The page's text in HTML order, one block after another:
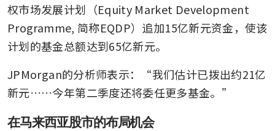
权市场发展计划（Equity Market Development
Programme, 简称EQDP）追加15亿新元资金，使该
计划的基金总额达到65亿新元。
JPMorgan的分析师表示：“我们估计已拨出约21亿
新元……今年第二季度还将委任更多基金。”
在马来西亚股市的布局机会